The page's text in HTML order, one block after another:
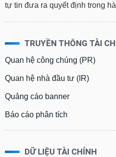
tự tin đưa ra quyết định trong
TRUYỀN THÔNG TÀI
Quan hệ công chúng (PR)
Quan hệ nhà đầu tư (IR)
Quảng cáo banner
Báo cáo phân tích
DỮ LIỆU TÀI CHÍNH